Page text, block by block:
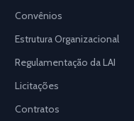
Convênios
Estrutura Organizacional
Regulamentação da LAI
Licitações
Contratos